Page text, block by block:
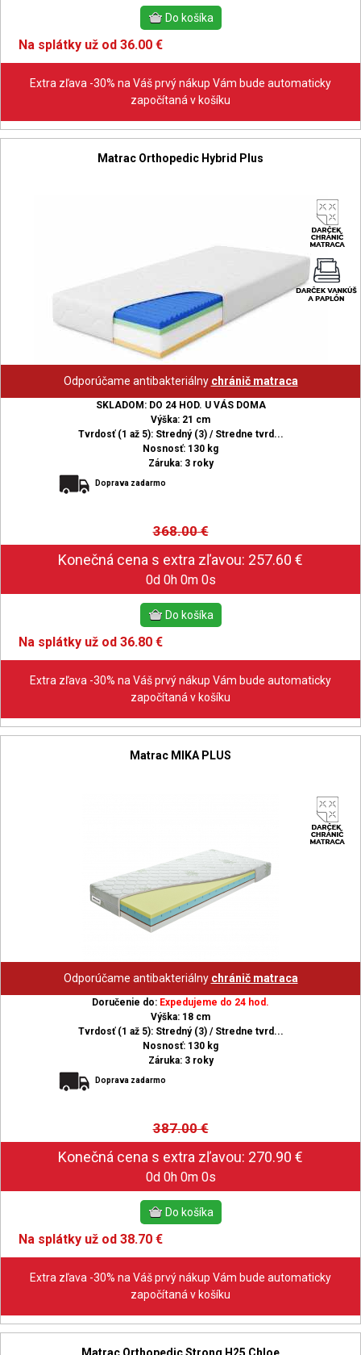
Na splátky už od 36.00 €
Extra zľava -30% na Váš prvý nákup Vám bude automaticky
započítaná v košíku
Matrac Orthopedic Hybrid Plus
Odporúčame antibakteriálny chránič matraca
SKLADOM: DO 24 HOD. U VÁS DOMA
Výška: 21 cm
Tvrdosť (1 až 5): Stredný (3) / Stredne tvrd...
Nosnosť: 130 kg
Záruka: 3 roky
Doprava zadarmo
368.00€
0d 0h 0m 0s
Na splátky už od 36.80 €
Extra zľava -30% na Váš prvý nákup Vám bude automaticky
započítaná v košíku
Matrac MIKA PLUS
Odporúčame antibakteriálny chránič matraca
Doručenie do: Expedujeme do 24 hod.
Výška: 18 cm
Tvrdosť (1 až 5): Stredný (3) / Stredne tvrd...
Nosnosť: 130 kg
Záruka: 3 roky
Doprava zadarmo
387.00€
0d 0h 0m 0s
Na splátky už od 38.70 €
Extra zľava -30% na Váš prvý nákup Vám bude automaticky
započítaná v košíku